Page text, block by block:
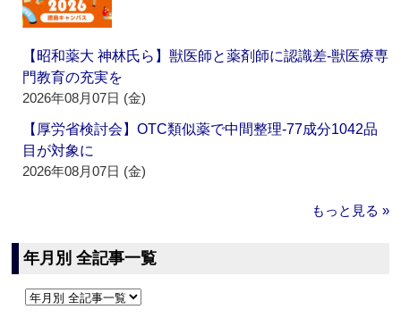
【昭和薬大 神林氏ら】獣医師と薬剤師に認識差‐獣医療専
門教育の充実を
2026年08月07日 (金)
【厚労省検討会】OTC類似薬で中間整理‐77成分1042品
目が対象に
2026年08月07日 (金)
もっと見る »
年月別 全記事一覧